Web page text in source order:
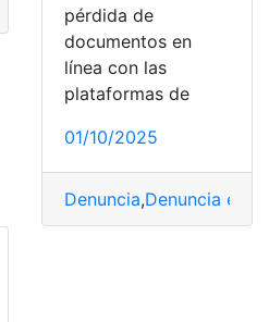
en línea Pérdida
pérdida de
documentos en
línea con las
plataformas de
01/10/2025
Denuncia,Denuncia en